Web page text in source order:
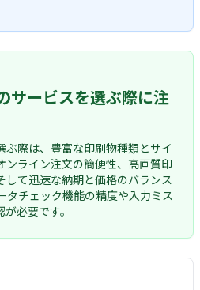
サービスを選ぶ際に注
ぶ際は、豊富な印刷物種類とサイ
ンライン注文の簡便性、高画質印
して迅速な納期と価格のバランス
タチェック機能の精度や入力ミス
必要です。